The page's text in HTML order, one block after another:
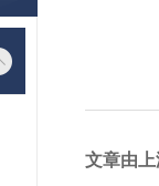
文章由